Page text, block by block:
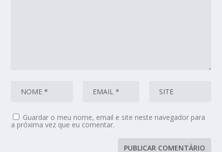
Guardar o meu nome, email e site neste navegador para
a próxima vez que eu comentar.